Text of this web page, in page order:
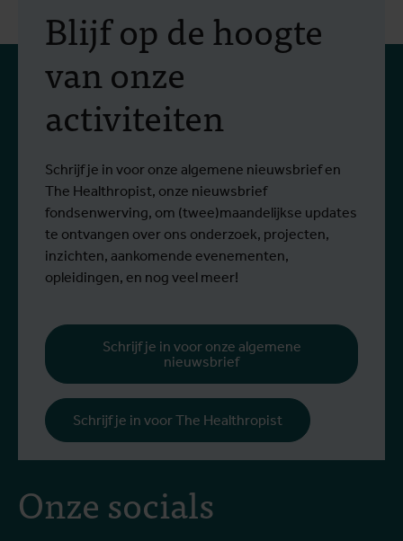
Onze socials
Blijf op de hoogte
van onze
activiteiten
Schrijf je in voor onze algemene nieuwsbrief en
The Healthropist, onze nieuwsbrief
fondsenwerving, om (twee)maandelijkse updates
te ontvangen over ons onderzoek, projecten,
inzichten, aankomende evenementen,
opleidingen, en nog veel meer!
Schrijf je in voor onze algemene
nieuwsbrief
Schrijf je in voor The Healthropist